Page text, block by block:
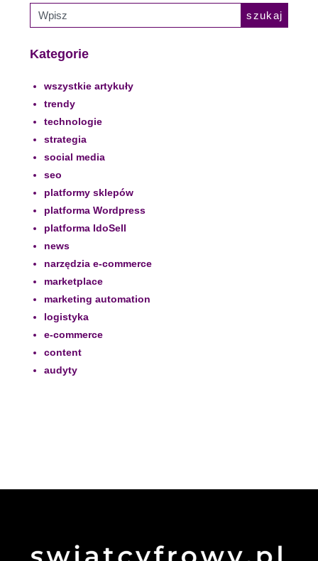
szukaj
Kategorie
wszystkie artykuły
trendy
technologie
strategia
social media
seo
platformy sklepów
platforma Wordpress
platforma IdoSell
news
narzędzia e-commerce
marketplace
marketing automation
logistyka
e-commerce
content
audyty